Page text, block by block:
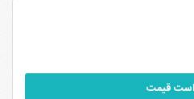
قیمت